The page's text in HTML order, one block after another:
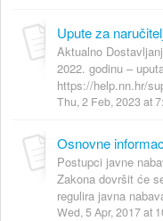
Upute za
Aktualno
2022. godinu –
https://help.nn.hr/
Thu, 2 Feb, 2023 at
Postupci javne
Zakona dovršit će
regulira javna
Wed, 5 Apr, 2017 at